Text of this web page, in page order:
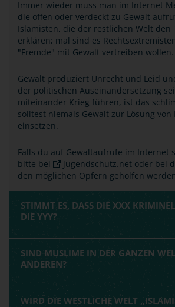
Immer wieder muss man im Internet
die offen oder verdeckt zu Gewalt
Islamisten, die der restlichen Welt den
erklären; mal sind es
"Fremde" mit Gewalt vertreiben wollen.
Gewalt produziert Unrecht und Leid
der politischen Auseinandersetzung
miteinander Krieg führen, ist das
solltest niemals Gewalt zur Lösung von
einsetzen.
Falls du auf Gewaltaufrufe im Internet
bitte bei
jugendschutz.net oder bei
den möglichen Opfern geholfen
STIMMT ES, DASS DIE XXX
DIE YYY?
SIND MUSLIME IN DER GANZEN
ANDEREN?
WIRD DIE WESTLICHE WELT